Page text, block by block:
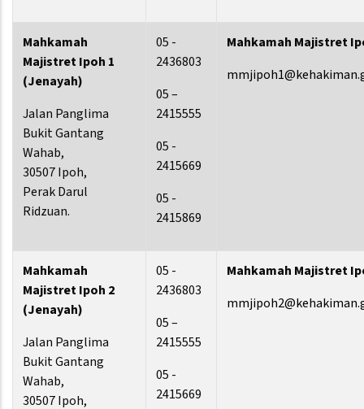
Mahkamah
Majistret Ipoh 1
(Jenayah)
Jalan Panglima
Bukit Gantang
Wahab,
30507 Ipoh,
Perak Darul
Ridzuan.
05 -
2436803
05 –
2415555
05 -
2415669
05 -
2415869
Mahkamah Majistret
Mahkamah
Majistret Ipoh 2
(Jenayah)
Jalan Panglima
Bukit Gantang
Wahab,
30507 Ipoh,
05 -
2436803
05 –
2415555
05 -
2415669
Mahkamah Majistret